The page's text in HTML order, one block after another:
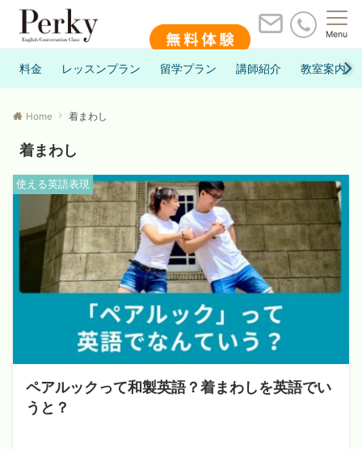
Menu
料金 レッスンプラン 留学プラン 講師紹介 教室案内
Home 着まわし
着まわし
使える英語表現
ペアルックって和製英語？着まわしを英語でい
うと？